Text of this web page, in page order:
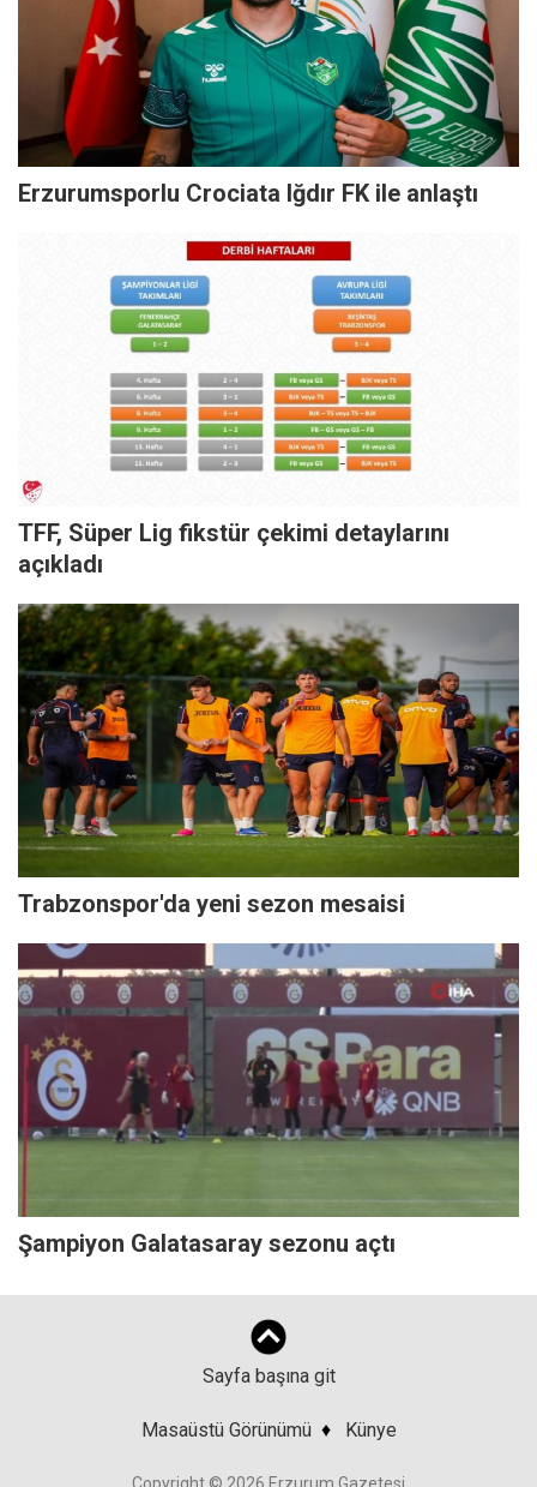
Erzurumsporlu Crociata Iğdır FK ile anlaştı
TFF, Süper Lig fikstür çekimi detaylarını
açıkladı
Trabzonspor'da yeni sezon mesaisi
Şampiyon Galatasaray sezonu açtı
Sayfa başına git
Masaüstü Görünümü ♦ Künye